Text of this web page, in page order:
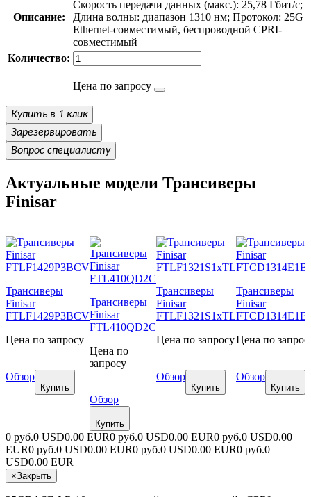
Описание:
Скорость передачи данных (макс.): 25,78 Гбит/с;
Длина волны: диапазон 1310 нм; Протокол: 25G
Ethernet-совместимый, беспроводной CPRI-
совместимый
Количество:
Цена по запросу
Купить в 1 клик
Зарезервировать
Вопрос специалисту
Актуальные модели Трансиверы
Finisar
Трансиверы
Finisar
FTLF1429P3BCV
Цена по запросу
Обзор
Купить
Трансиверы
Finisar
FTL410QD2C
Цена по
запросу
Обзор
Купить
Трансиверы
Finisar
FTLF1321S1xTL
Цена по запросу
Обзор
Купить
Трансиверы
Finisar
Цена по
Обзор
Купить
0 руб.0 USD0.00 EUR0 руб.0 USD0.00 EUR0 руб.0 USD0.00
EUR0 руб.0 USD0.00 EUR0 руб.0 USD0.00 EUR0 руб.0
USD0.00 EUR
×Закрыть